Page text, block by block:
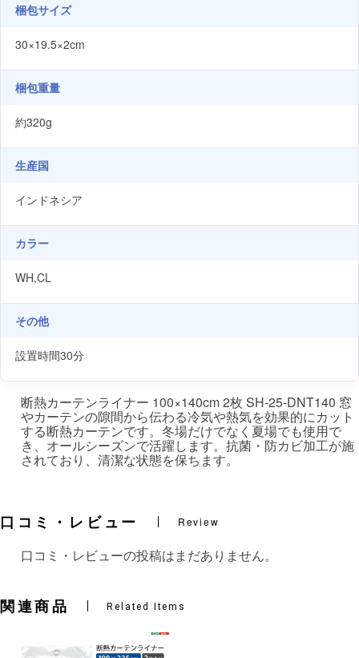
梱包サイズ
30×19.5×2cm
梱包重量
約320g
生産国
インドネシア
カラー
WH,CL
その他
設置時間30分
断熱カーテンライナー 100×140cm 2枚 SH-25-DNT140 窓
やカーテンの隙間から伝わる冷気や熱気を効果的にカット
する断熱カーテンです。冬場だけでなく夏場でも使用で
き、オールシーズンで活躍します。抗菌・防カビ加工が施
されており、清潔な状態を保ちます。
口コミ・レビュー Review
口コミ・レビューの投稿はまだありません。
関連商品 Related Items